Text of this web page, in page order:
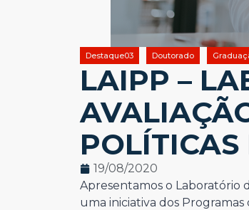
Destaque03 Doutorado
LAIPP –
19/08/2020
Apresentamos o Laboratório
uma iniciativa dos